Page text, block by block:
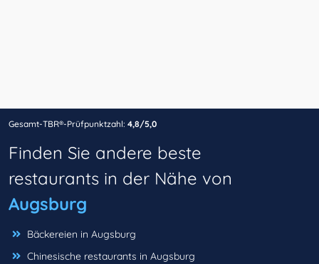
Gesamt-TBR®-Prüfpunktzahl: 4,8/5,0
Finden Sie andere beste
restaurants in der Nähe von
Augsburg
Bäckereien in Augsburg
Chinesische restaurants in Augsburg